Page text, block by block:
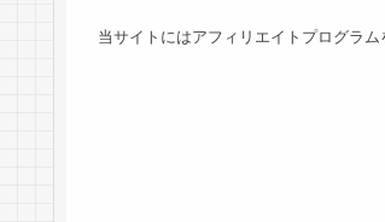
当サイトにはアフィリエイトプログラ